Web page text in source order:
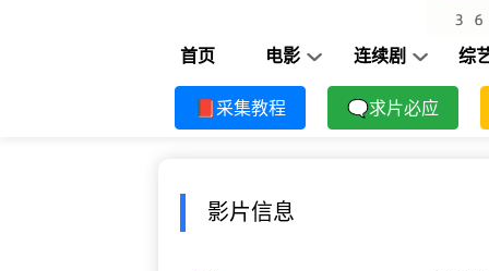
首页 电影 连续剧 综
📕采集教程 🗨求片必应
影片信息